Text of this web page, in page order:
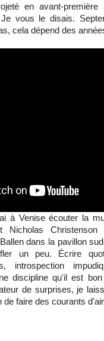
en avant-
Je vous le disais.
cela dépend des
à Venise écouter la
Nicholas
dans la pavillon
un peu. Écrire
introspection
discipline qu'il est
de surprises, je
de faire des courants